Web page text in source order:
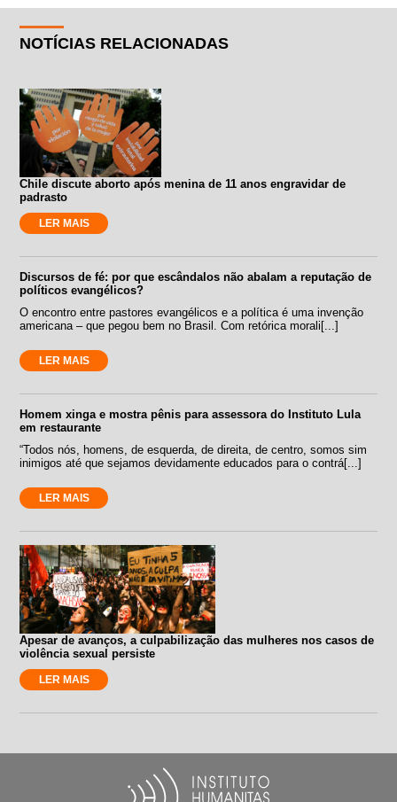
NOTÍCIAS RELACIONADAS
Chile discute aborto após menina de 11 anos engravidar de
padrasto
LER MAIS
Discursos de fé: por que escândalos não abalam a reputação de
políticos evangélicos?
O encontro entre pastores evangélicos e a política é uma invenção
americana – que pegou bem no Brasil. Com retórica morali[...]
LER MAIS
Homem xinga e mostra pênis para assessora do Instituto Lula
em restaurante
“Todos nós, homens, de esquerda, de direita, de centro, somos sim
inimigos até que sejamos devidamente educados para o contrá[...]
LER MAIS
Apesar de avanços, a culpabilização das mulheres nos casos de
violência sexual persiste
LER MAIS